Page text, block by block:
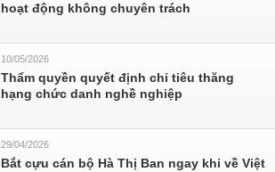
hoạt động không chuyên trách
10/05/2026
Thẩm quyền quyết định chỉ tiêu thăng
hạng chức danh nghề nghiệp
29/04/2026
Bắt cựu cán bộ Hà Thị Ban ngay khi về Việt